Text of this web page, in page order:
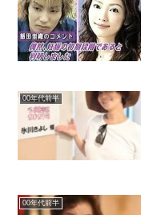
00年代前半
00年代前半